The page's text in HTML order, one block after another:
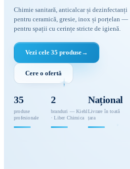
Chimie sanitară, anticalcar și dezinfectanți
pentru ceramică, gresie, inox și porțelan —
pentru spații cu cerințe stricte de igienă.
Vezi cele 35 produse→
Cere o ofertă
35
produse
profesionale
2
branduri — Kiehl
· Liber Chimica
Național
Livrare în toată
țara